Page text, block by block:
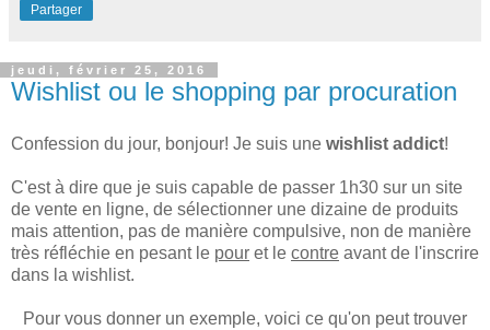
Partager
jeudi, février 25, 2016
Wishlist ou le shopping par procuration
Confession du jour, bonjour! Je suis une wishlist addict!
C'est à dire que je suis capable de passer 1h30 sur un site
de vente en ligne, de sélectionner une dizaine de produits
mais attention, pas de manière compulsive, non de manière
très réfléchie en pesant le pour et le contre avant de l'inscrire
dans la wishlist.
Pour vous donner un exemple, voici ce qu'on peut trouver